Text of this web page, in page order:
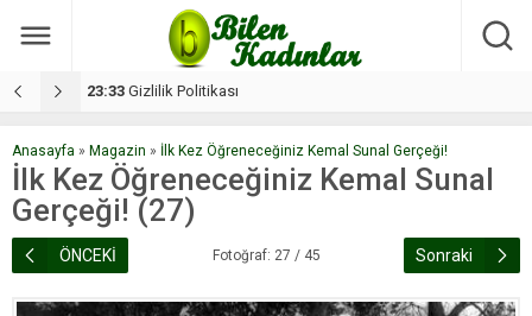
17:08 Dilan, düğününe 5 gün kala hayatını kaybetti
Anasayfa » Magazin » İlk Kez Öğreneceğiniz Kemal Sunal Gerçeği!
İlk Kez Öğreneceğiniz Kemal Sunal
Gerçeği! (27)
ÖNCEKİ Fotoğraf: 27 / 45 Sonraki